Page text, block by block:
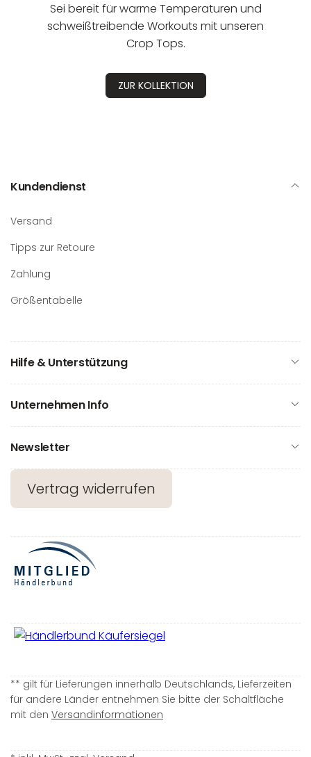
Sei bereit für warme Temperaturen und
schweißtreibende Workouts mit unseren
Crop Tops.
ZUR KOLLEKTION
Kundendienst
Versand
Tipps zur Retoure
Zahlung
Größentabelle
Hilfe & Unterstützung
Unternehmen Info
Newsletter
Vertrag widerrufen
** gilt für Lieferungen innerhalb Deutschlands, Lieferzeiten
für andere Länder entnehmen Sie bitte der Schaltfläche
mit den Versandinformationen